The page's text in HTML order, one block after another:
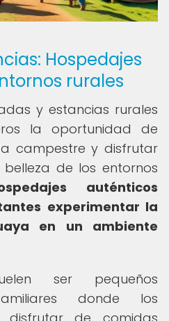
Hospedajes
rurales
y estancias rurales
la oportunidad de
campestre y disfrutar
de los entornos
auténticos
experimentar la
en un ambiente
ser pequeños
donde los